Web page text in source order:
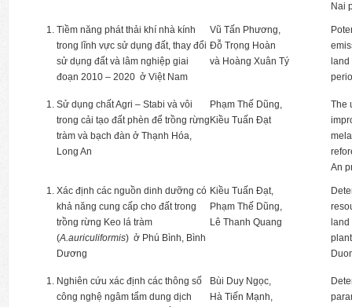
Nai
Tiềm năng phát thải khí nhà kính
trong lĩnh vực sử dụng đất, thay đổi
sử dụng đất và lâm nghiệp giai
đoạn 2010 – 2020 ở Việt Nam
Vũ Tấn Phương,
Đỗ Trọng Hoàn
và Hoàng Xuân Tý
Sử dụng chất Agri – Stabi và vôi
trong cải tạo đất phèn để trồng rừng
tràm và bạch đàn ở Thạnh Hóa,
Long An
Phạm Thế Dũng,
Kiều Tuấn Đạt
The
An
Xác định các nguồn dinh dưỡng có
khả năng cung cấp cho đất trong
trồng rừng Keo lá tràm
(A.auriculiformis) ở Phú Bình, Bình
Dương
Kiều Tuấn Đạt,
Phạm Thế Dũng,
Lê Thanh Quang
Nghiên cứu xác định các thông số
công nghệ ngâm tẩm dung dịch
Bùi Duy Ngọc,
Hà Tiến Mạnh,